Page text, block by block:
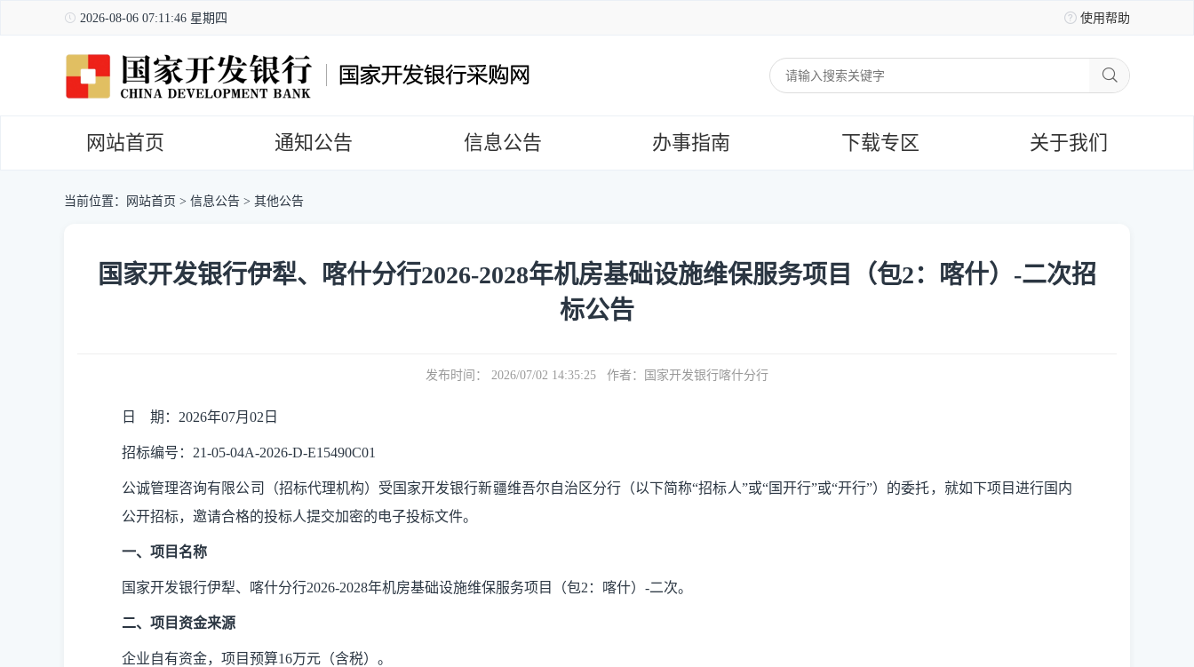
2026-08-06 07:11:47 星期四 使用帮助
网站首页 通知公告 信息公告 办事指南 下载专区 关于我们
当前位置： 网站首页 > 信息公告 > 其他公告
国家开发银行伊犁、喀什分行2026-2028年机房基础设施维保服务项目（包2：喀什）-二次招
标公告
发布时间： 2026/07/02 14:35:25 作者：国家开发银行喀什分行
日 期： 2026年07月 02 日
招标编号： 21-05-04A-2026-D-E15490C01
公诚管理咨询有限公司（招标代理机构）受 国家开发银行新疆维吾尔自治区分行 （以下简称“招标人”或“国开行”或“开行”）的委托，就如下项目进行国内
公开招标，邀请合格的投标人提交加密的电子投标文件。
一、项目名称
国家开发银行伊犁、喀什分行2026-2028年机房基础设施维保服务项目（包2：喀什）-二次。
二、项目资金来源
企业自有资金， 项目预算16万元 （含税）。